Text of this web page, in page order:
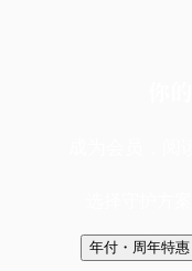
年付・周年特惠